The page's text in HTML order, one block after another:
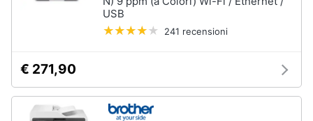
USB
241 recensioni
€ 271,90